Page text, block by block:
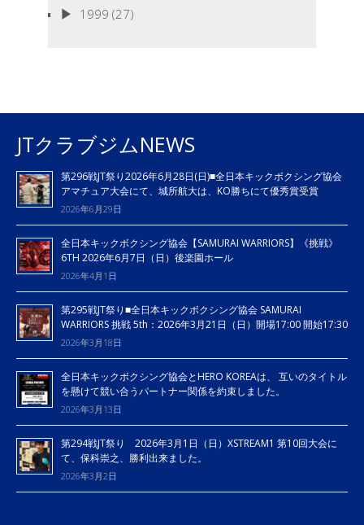
1999 (27)
JTクラブジムNEWS
第296戦JT祭り2026年6月28日(日)■全日本キックボクシング協会
アマチュア大会にて、城所航大は、KO勝ちにて優秀賞受賞
2026年6月29日
全日本キックボクシング協会【SAMURAI WARRIORS】《挑戦》
6TH 2026年6月7日（日）後楽園ホール
2026年4月1日
第295戦JT祭り■全日本キックボクシング協会 SAMURAI
WARRIORS 挑戦 5th：2026年3月21日（日）開場17:00 開始17:30
2026年3月18日
全日本キックボクシング協会とHERO KOREAは、 互いのタイトル
を懸けて競い合うパートナー関係を約束しました。
2026年3月13日
第294戦JT祭り 2026年3月1日（日）XSTREAM1 第10回大会に
て、保科崇之、勝利出来ました。
2026年3月2日